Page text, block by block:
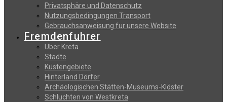
Privatsphäre und Datenschutz
Nutzungsbedingungen Transport
Gebrauchsanweisung fur unsere Website
Fremdenfuhrer
Uber Kreta
Stadte
Küstengebiete
Hinterland Dörfer
Archäologischen Stätten-Museums-Klöster
Schluchten von Westkreta